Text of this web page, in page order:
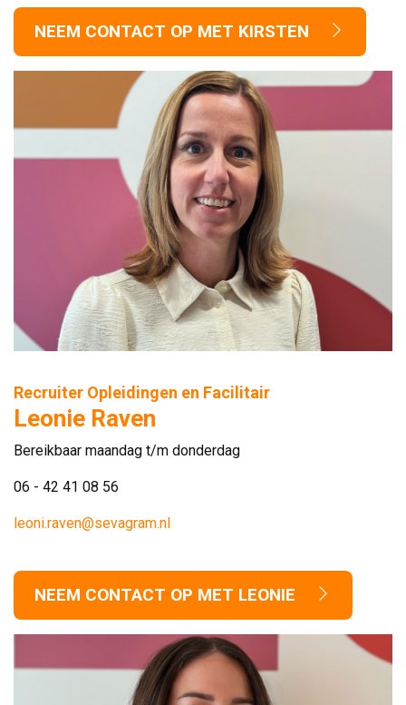
NEEM CONTACT OP MET KIRSTEN
Recruiter Opleidingen en Facilitair
Leonie Raven
Bereikbaar maandag t/m donderdag
06 - 42 41 08 56
leoni.raven@sevagram.nl
NEEM CONTACT OP MET LEONIE